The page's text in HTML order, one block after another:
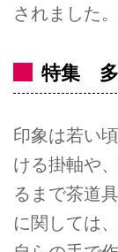
されました。
特集 多
印象は若い
ける掛軸や
るまで茶道
に関しては